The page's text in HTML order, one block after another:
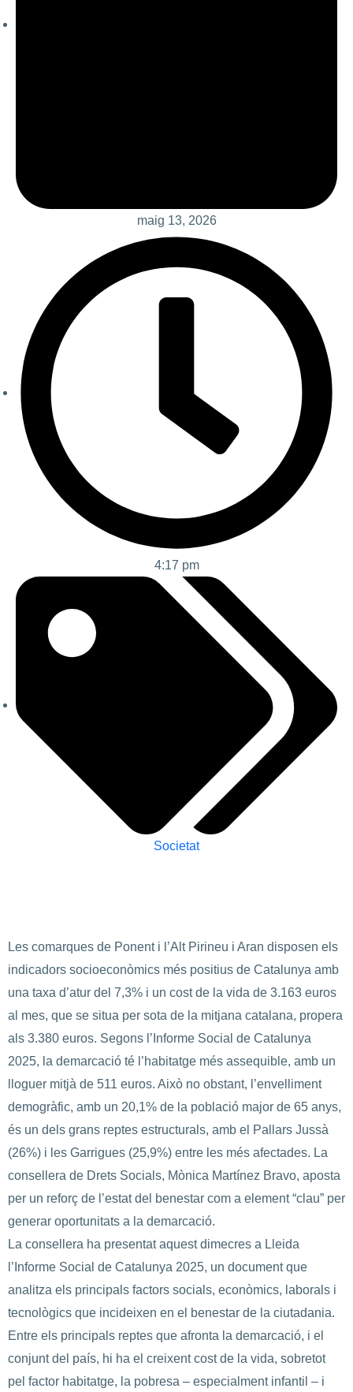
maig 13, 2026
4:17 pm
Societat
Les comarques de Ponent i l’Alt Pirineu i Aran disposen els
indicadors socioeconòmics més positius de Catalunya amb
una taxa d’atur del 7,3% i un cost de la vida de 3.163 euros
al mes, que se situa per sota de la mitjana catalana, propera
als 3.380 euros. Segons l’Informe Social de Catalunya
2025, la demarcació té l’habitatge més assequible, amb un
lloguer mitjà de 511 euros. Això no obstant, l’envelliment
demogràfic, amb un 20,1% de la població major de 65 anys,
és un dels grans reptes estructurals, amb el Pallars Jussà
(26%) i les Garrigues (25,9%) entre les més afectades. La
consellera de Drets Socials, Mònica Martínez Bravo, aposta
per un reforç de l’estat del benestar com a element “clau” per
generar oportunitats a la demarcació.
La consellera ha presentat aquest dimecres a Lleida
l’Informe Social de Catalunya 2025, un document que
analitza els principals factors socials, econòmics, laborals i
tecnològics que incideixen en el benestar de la ciutadania.
Entre els principals reptes que afronta la demarcació, i el
conjunt del país, hi ha el creixent cost de la vida, sobretot
pel factor habitatge, la pobresa – especialment infantil – i